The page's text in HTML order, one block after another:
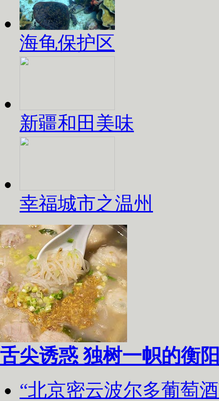
海龟保护区
新疆和田美味
幸福城市之温州
舌尖诱惑 独树一帜的衡
“北京密云波尔多葡萄